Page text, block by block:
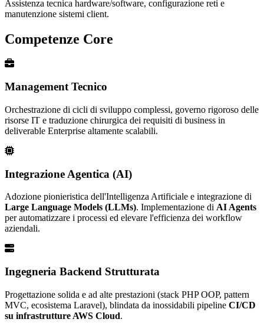
Assistenza tecnica hardware/software, configurazione reti e
manutenzione sistemi client.
Competenze Core
Management Tecnico
Orchestrazione di cicli di sviluppo complessi, governo rigoroso delle
risorse IT e traduzione chirurgica dei requisiti di business in
deliverable Enterprise altamente scalabili.
Integrazione Agentica (AI)
Adozione pionieristica dell'Intelligenza Artificiale e integrazione di
Large Language Models (LLMs). Implementazione di AI Agents
per automatizzare i processi ed elevare l'efficienza dei workflow
aziendali.
Ingegneria Backend Strutturata
Progettazione solida e ad alte prestazioni (stack PHP OOP, pattern
MVC, ecosistema Laravel), blindata da inossidabili pipeline CI/CD
su infrastrutture AWS Cloud.